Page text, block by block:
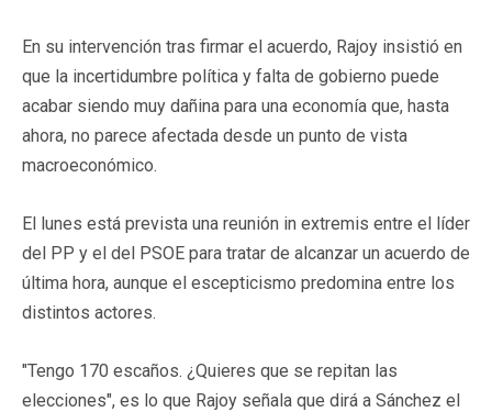
En su intervención tras firmar el acuerdo, Rajoy insistió en
que la incertidumbre política y falta de gobierno puede
acabar siendo muy dañina para una economía que, hasta
ahora, no parece afectada desde un punto de vista
macroeconómico.
El lunes está prevista una reunión in extremis entre el líder
del PP y el del PSOE para tratar de alcanzar un acuerdo de
última hora, aunque el escepticismo predomina entre los
distintos actores.
"Tengo 170 escaños. ¿Quieres que se repitan las
elecciones", es lo que Rajoy señala que dirá a Sánchez el